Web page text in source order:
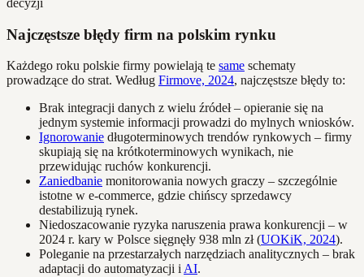
Najczęstsze błędy firm na polskim rynku
Każdego roku polskie firmy powielają te same schematy
prowadzące do strat. Według Firmove, 2024, najczęstsze błędy to:
Brak integracji danych z wielu źródeł – opieranie się na
jednym systemie informacji prowadzi do mylnych wniosków.
Ignorowanie długoterminowych trendów rynkowych – firmy
skupiają się na krótkoterminowych wynikach, nie
przewidując ruchów konkurencji.
Zaniedbanie monitorowania nowych graczy – szczególnie
istotne w e-commerce, gdzie chińscy sprzedawcy
destabilizują rynek.
Niedoszacowanie ryzyka naruszenia prawa konkurencji – w
2024 r. kary w Polsce sięgnęły 938 mln zł (UOKiK, 2024).
Poleganie na przestarzałych narzędziach analitycznych – brak
adaptacji do automatyzacji i AI.